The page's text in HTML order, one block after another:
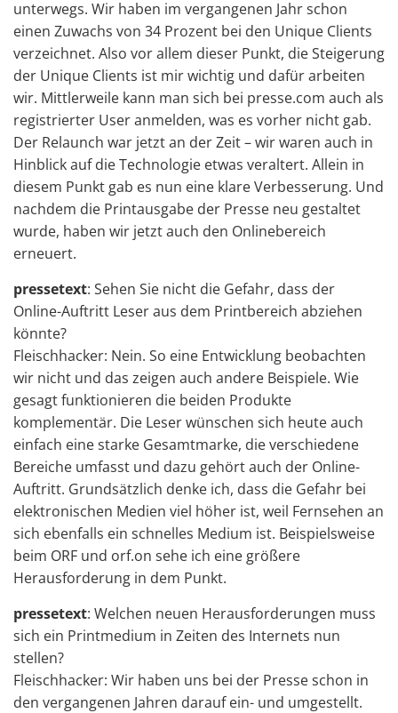
unterwegs. Wir haben im vergangenen Jahr schon
einen Zuwachs von 34 Prozent bei den Unique Clients
verzeichnet. Also vor allem dieser Punkt, die Steigerung
der Unique Clients ist mir wichtig und dafür arbeiten
wir. Mittlerweile kann man sich bei presse.com auch als
registrierter User anmelden, was es vorher nicht gab.
Der Relaunch war jetzt an der Zeit – wir waren auch in
Hinblick auf die Technologie etwas veraltert. Allein in
diesem Punkt gab es nun eine klare Verbesserung. Und
nachdem die Printausgabe der Presse neu gestaltet
wurde, haben wir jetzt auch den Onlinebereich
erneuert.
pressetext: Sehen Sie nicht die Gefahr, dass der
Online-Auftritt Leser aus dem Printbereich abziehen
könnte?
Fleischhacker: Nein. So eine Entwicklung beobachten
wir nicht und das zeigen auch andere Beispiele. Wie
gesagt funktionieren die beiden Produkte
komplementär. Die Leser wünschen sich heute auch
einfach eine starke Gesamtmarke, die verschiedene
Bereiche umfasst und dazu gehört auch der Online-
Auftritt. Grundsätzlich denke ich, dass die Gefahr bei
elektronischen Medien viel höher ist, weil Fernsehen an
sich ebenfalls ein schnelles Medium ist. Beispielsweise
beim ORF und orf.on sehe ich eine größere
Herausforderung in dem Punkt.
pressetext: Welchen neuen Herausforderungen muss
sich ein Printmedium in Zeiten des Internets nun
stellen?
Fleischhacker: Wir haben uns bei der Presse schon in
den vergangenen Jahren darauf ein- und umgestellt.